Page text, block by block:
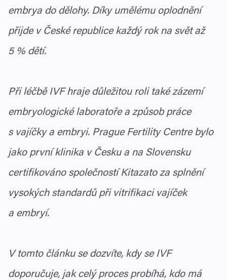
embrya do dělohy. Díky umělému oplodnění
přijde v České republice každý rok na svět až
5% dětí.
Při léčbě IVFhraje důležitou roli také zázemí
embryologické laboratoře a způsob práce
s vajíčky a embryi. Prague Fertility Centre bylo
jako první klinika v Česku a na Slovensku
certifikováno společností Kitazato za splnění
vysokých standardů při vitrifikaci vajíček
a embryí.
V tomto článku se dozvíte, kdy se IVF
doporučuje, jak celý proces probíhá, kdo má